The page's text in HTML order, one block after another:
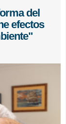
del
efectos